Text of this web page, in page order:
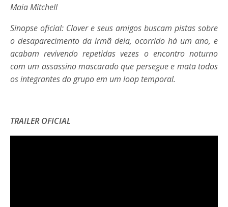
Maia Mitchell
Sinopse oficial: Clover e seus amigos buscam pistas sobre
o desaparecimento da irmã dela, ocorrido há um ano, e
acabam revivendo repetidas vezes o encontro noturno
com um assassino mascarado que persegue e mata todos
os integrantes do grupo em um loop temporal.
TRAILER OFICIAL